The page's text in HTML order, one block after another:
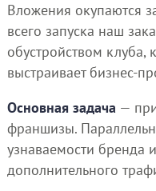
Вложения окупаются
всего запуска наш
обустройством клуба,
выстраивает бизнес-
Основная задача —
франшизы.
узнаваемости бренда
дополнительного